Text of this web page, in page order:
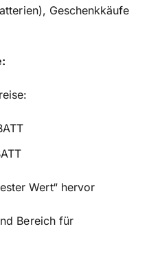
Geschenkkäufe
Wert“ hervor
Bereich für